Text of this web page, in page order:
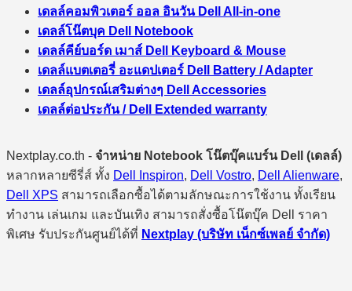
เดลล์คอมพิวเตอร์ ออล อินวัน Dell All-in-one
เดลล์โน๊ตบุค Dell Notebook
เดลล์คีย์บอร์ด เมาส์ Dell Keyboard & Mouse
เดลล์แบตเตอรี่ อะแดปเตอร์ Dell Battery / Adapter
เดลล์อุปกรณ์เสริมต่างๆ Dell Accessories
เดลล์ต่อประกัน / Dell Extended warranty
Nextplay.co.th - จำหน่าย Notebook โน๊ตบุ๊คแบร์น Dell (เดลล์)
หลากหลายซีรี่ส์ ทั้ง Dell Inspiron, Dell Vostro, Dell Alienware,
Dell XPS สามารถเลือกซื้อได้ตามลักษณะการใช้งาน ทั้งเรียน
ทำงาน เล่นเกม และบันเทิง สามารถสั่งซื้อโน๊ตบุ๊ค Dell ราคา
พิเศษ รับประกันศูนย์ได้ที่ Nextplay (บริษัท เน็กซ์เพลย์ จำกัด)